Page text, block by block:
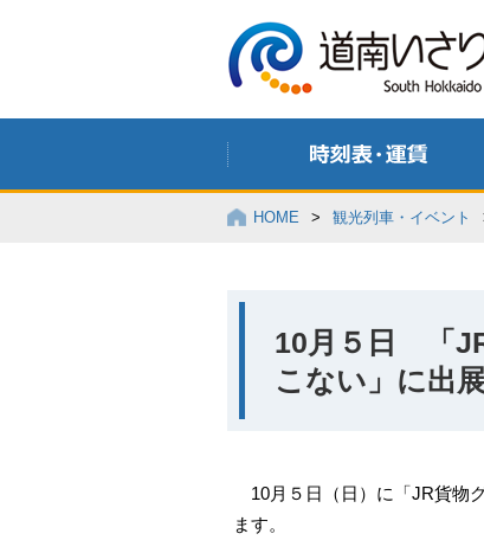
HOME > 観光列車・イベント
10月５日 「
こない」に出
10月５日（日）に「JR貨物
ます。